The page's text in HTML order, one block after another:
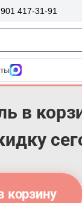
в
корзину